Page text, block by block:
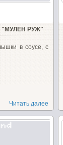
РУЖ"
в соусе, с
Читать далее